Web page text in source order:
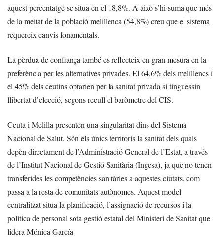
aquest percentatge se situa en el 18,8%. A això s’hi suma que més
de la meitat de la població melillenca (54,8%) creu que el sistema
requereix canvis fonamentals.
La pèrdua de confiança també es reflecteix en gran mesura en la
preferència per les alternatives privades. El 64,6% dels melillencs i
el 45% dels ceutins optarien per la sanitat privada si tinguessin
llibertat d’elecció, segons recull el baròmetre del CIS.
Ceuta i Melilla presenten una singularitat dins del Sistema
Nacional de Salut. Són els únics territoris la sanitat dels quals
depèn directament de l’Administració General de l’Estat, a través
de l’Institut Nacional de Gestió Sanitària (Ingesa), ja que no tenen
transferides les competències sanitàries a aquestes ciutats, com
passa a la resta de comunitats autònomes. Aquest model
centralitzat situa la planificació, l’assignació de recursos i la
política de personal sota gestió estatal del Ministeri de Sanitat que
lidera Mónica García.